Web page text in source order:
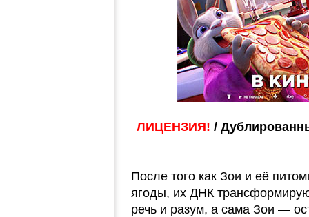
ЛИЦЕНЗИЯ! /
После того как Зои и её
ягоды, их ДНК
речь и разум, а сама Зои —